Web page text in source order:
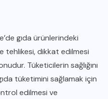
gıda ürünlerindeki
tehlikesi, dikkat edilmesi
Tüketicilerin sağlığını
tüketimini sağlamak için
edilmesi ve